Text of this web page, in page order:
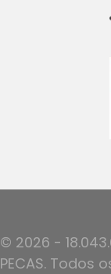
© 2026 -
PECAS. Todos